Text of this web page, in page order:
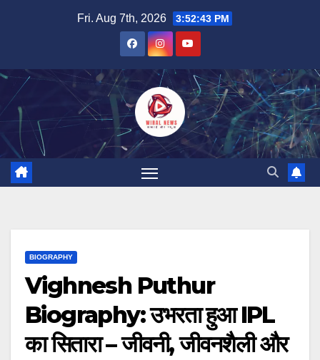
Fri. Aug 7th, 2026 3:52:44 PM
BIOGRAPHY
Vighnesh Puthur
Biography: उभरता हुआ IPL
का सितारा – जीवनी, जीवनशैली और